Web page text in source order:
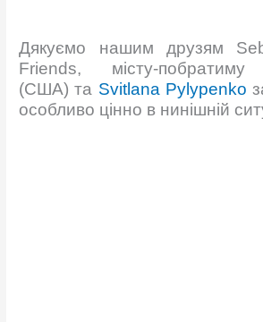
Дякуємо нашим друзям
Friends, місту-побратиму
(США) та Svitlana Pylypenko
особливо цінно в нинішній